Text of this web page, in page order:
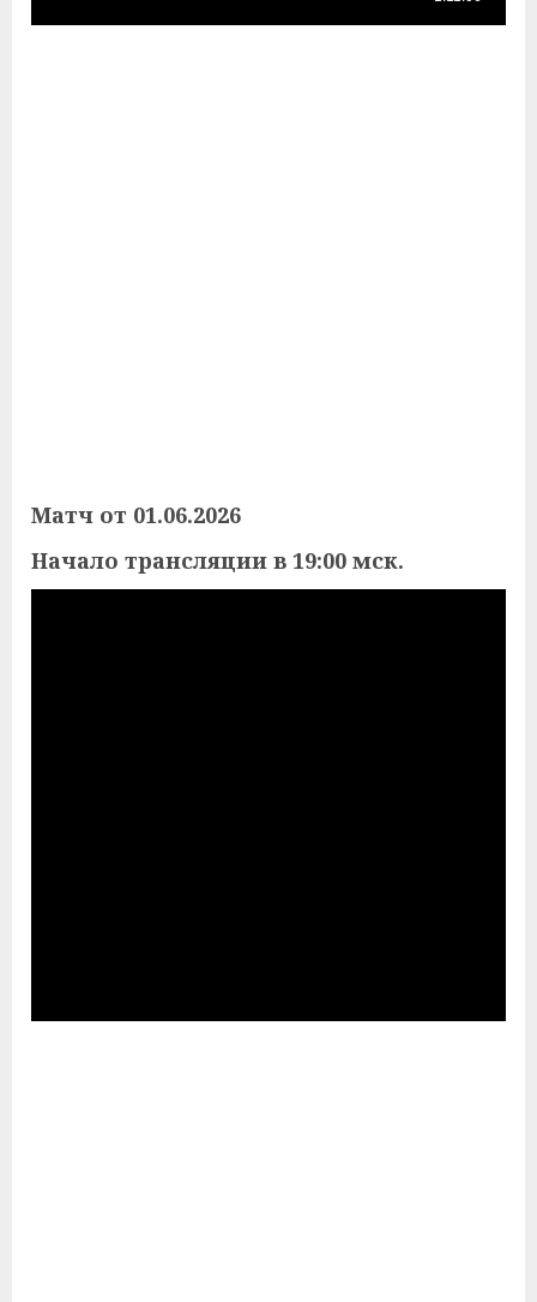
Матч от 01.06.2026
Начало трансляции в 19:00 мск.